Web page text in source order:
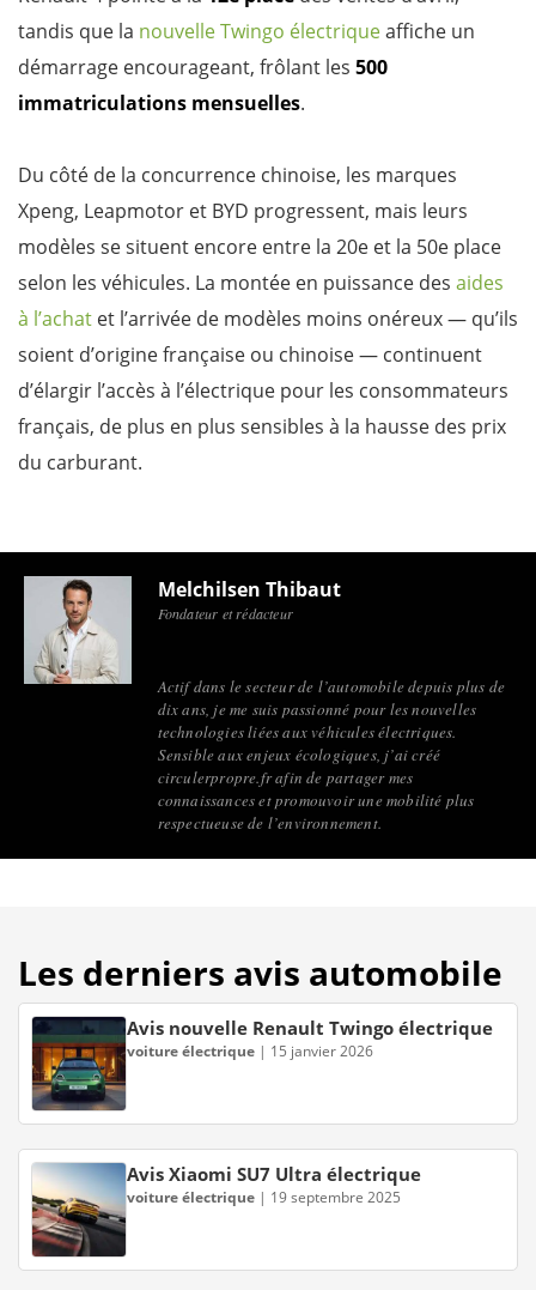
tandis que la nouvelle Twingo électriqueaffiche un
démarrage encourageant, frôlant les 500
immatriculations mensuelles.
Du côté de la concurrence chinoise, les marques
Xpeng, Leapmotor et BYD progressent, mais leurs
modèles se situent encore entre la 20e et la 50e place
selon les véhicules. La montée en puissance des aides
à l’achat et l’arrivée de modèles moins onéreux — qu’ils
soient d’origine française ou chinoise — continuent
d’élargir l’accès à l’électrique pour les consommateurs
français, de plus en plus sensibles à la hausse des prix
du carburant.
Melchilsen Thibaut
Fondateur et rédacteur
Actif dans le secteur de l’automobile depuis plus de
dix ans, je me suis passionné pour les nouvelles
technologies liées aux véhicules électriques.
Sensible aux enjeux écologiques, j’ai créé
circulerpropre.fr afin de partager mes
connaissances et promouvoir une mobilité plus
respectueuse de l’environnement.
Les derniers avis automobile
Avis nouvelle Renault Twingo électrique
voiture électrique | 15 janvier 2026
Avis Xiaomi SU7 Ultra électrique
voiture électrique | 19 septembre 2025